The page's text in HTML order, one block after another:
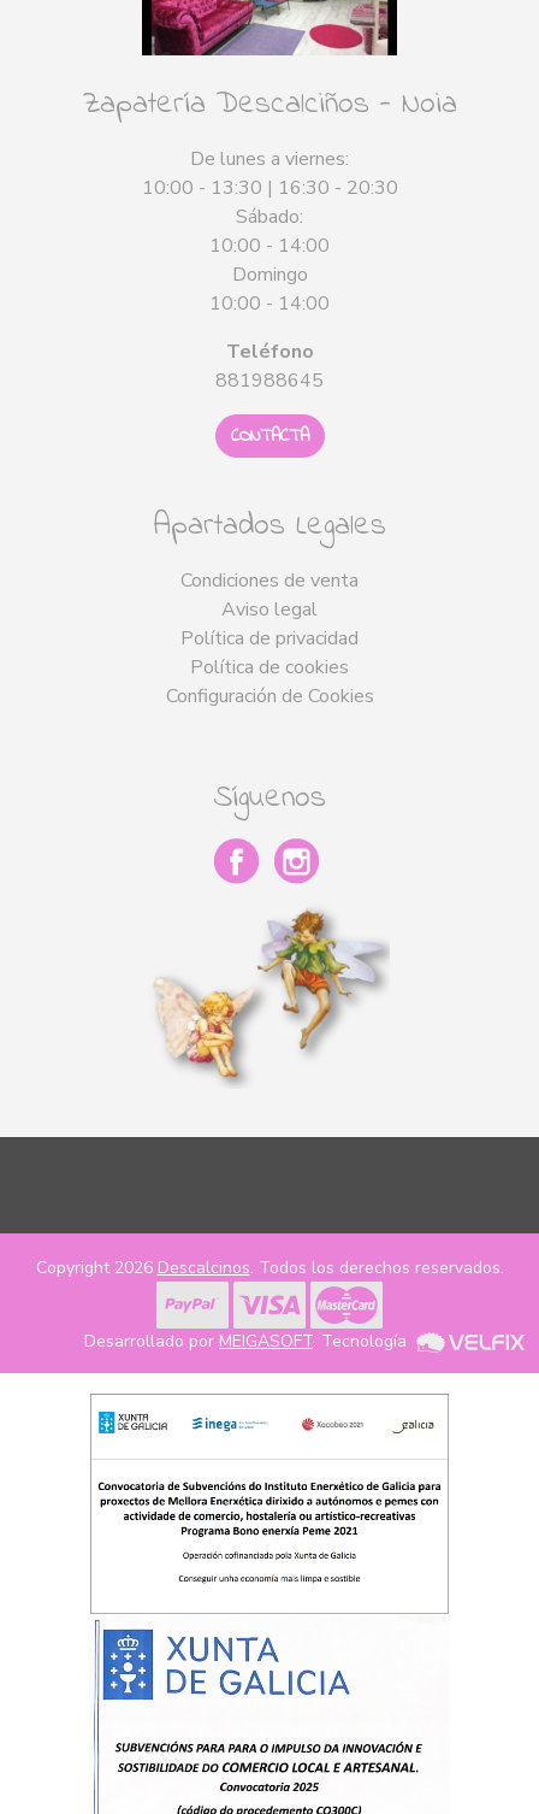
Zapatería Descalciños - Noia
De lunes a viernes:
10:00 - 13:30 | 16:30 - 20:30
Sábado:
10:00 - 14:00
Domingo
10:00 - 14:00
Teléfono
881988645
CONTACTA
Apartados Legales
Condiciones de venta
Aviso legal
Política de privacidad
Política de cookies
Configuración de Cookies
Síguenos
Copyright 2026 Descalcinos. Todos los derechos reservados.
Desarrollado por MEIGASOFT. Tecnología